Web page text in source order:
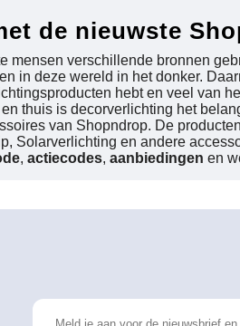
de nieuwste
mensen verschillende bronnen
in deze wereld in het donker.
hebt en veel van
thuis is decorverlichting het
van Shopndrop. De
Solarverlichting en andere
, actiecodes, aanbiedingen en